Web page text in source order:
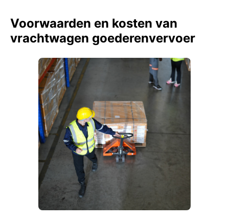
Voorwaarden en kosten van
vrachtwagen goederenvervoer